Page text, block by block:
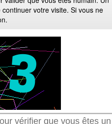
votre visite. Si vous ne